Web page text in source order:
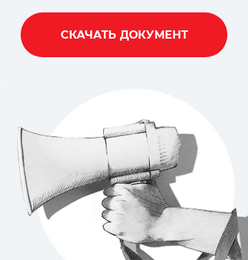
СКАЧАТЬ ДОКУМЕНТ